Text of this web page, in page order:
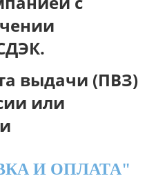
выдачи (ПВЗ)
или
И ОПЛАТА"